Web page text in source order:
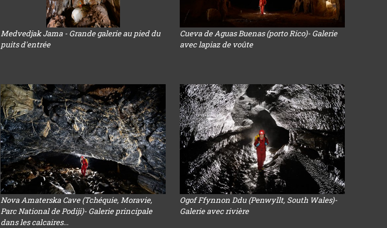
Medvedjak Jama - Grande galerie au pied du
puits d'entrée
Cueva de Aguas Buenas (porto Rico)- Galerie
avec lapiaz de voûte
Nova Amaterska Cave (Tchéquie, Moravie,
Parc National de Podiji)- Galerie principale
dans les calcaires...
Ogof Ffynnon Ddu (Penwyllt, South Wales)-
Galerie avec rivière